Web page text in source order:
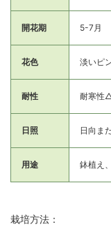
開花期 5-7月
花色 淡いピ
耐性 耐寒性
日照 日向ま
用途 鉢植え
栽培方法：